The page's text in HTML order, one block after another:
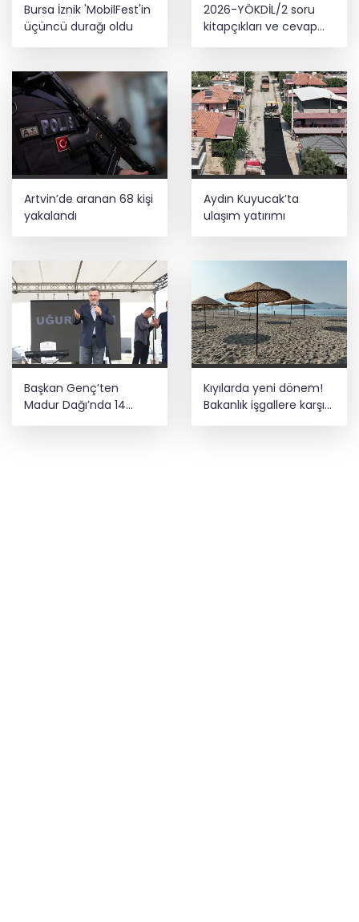
Bursa İznik 'MobilFest'in
üçüncü durağı oldu
2026-YÖKDİL/2 soru
kitapçıkları ve cevap
Artvin’de aranan 68 kişi
yakalandı
Aydın Kuyucak’ta
ulaşım yatırımı
Başkan Genç’ten
Madur Dağı’nda 14
kilometrelik asfalt
Kıyılarda yeni dönem!
Bakanlık işgallere karşı
devrede